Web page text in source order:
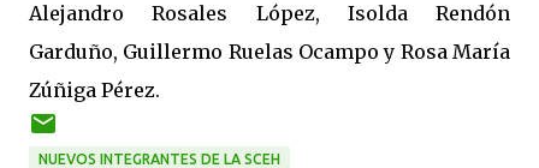
Alejandro Rosales López, Isolda Rendón
Garduño, Guillermo Ruelas Ocampo y Rosa María
Zúñiga Pérez.
NUEVOS INTEGRANTES DE LA SCEH